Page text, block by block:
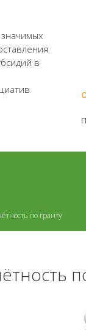
в
по гранту